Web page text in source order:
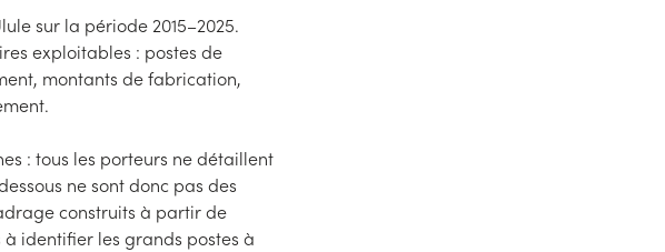
sur la période 2015–2025.
exploitables : postes de
montants de fabrication,
: tous les porteurs ne détaillent
ne sont donc pas des
construits à partir de
identifier les grands postes à